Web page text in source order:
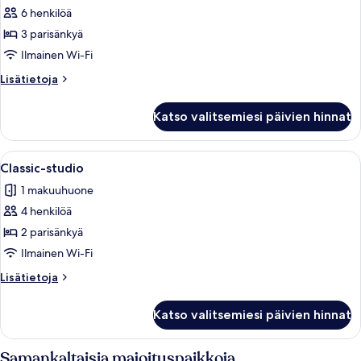
Perhehuone
kuvat
6 henkilöä
3 parisänkyä
Ilmainen Wi-Fi
Lisätietoja
Lisätietoja
Katso valitsemiesi päivien hinnat
Avaa
kaikki
huonetyypin
Classic-
studio
kuvat
Huoneessa on kaksi sänkyä, pieni
6
Classic-studio
1 makuuhuone
4 henkilöä
2 parisänkyä
Ilmainen Wi-Fi
Lisätietoja
Lisätietoja
Katso valitsemiesi päivien hinnat